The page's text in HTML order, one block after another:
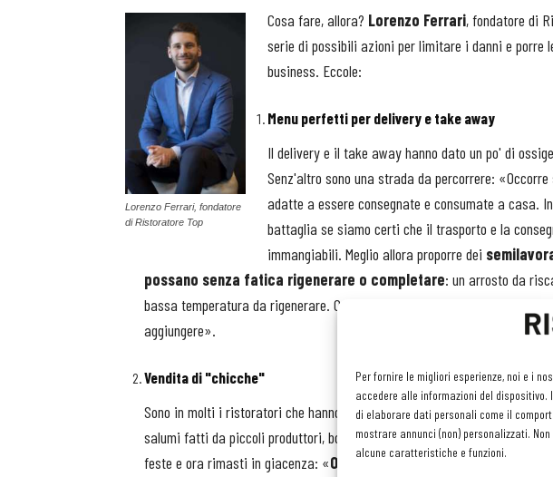
Per fornire le migliori esperienze, noi e i
accedere alle informazioni del
di elaborare dati personali come il
mostrare annunci (non) personalizzati.
alcune caratteristiche e funzioni.
Lorenzo Ferrari, fondatore
di Ristoratore Top
Cosa fare, allora? Lorenzo Ferrari, fondatore di
serie di possibili azioni per limitare i danni e porre
business. Eccole:
Menu perfetti per delivery e take away
Il delivery e il take away hanno dato un po' di
Senz'altro sono una strada da percorrere:
adatte a essere consegnate e consumate a casa.
battaglia se siamo certi che il trasporto e la
immangiabili. Meglio allora proporre dei
possano senza fatica rigenerare o completare: un arrosto da
bassa temperatura da rigenerare. Oppure della pasta fresca consegnata
aggiungere».
Vendita di "chicche"
Sono in molti i ristoratori che hanno in casa delle eccellenze che i loro
salumi fatti da piccoli produttori, bottiglie prestigiose, ingredienti di
feste e ora rimasti in giacenza: «Organizzate un servizio di vendita